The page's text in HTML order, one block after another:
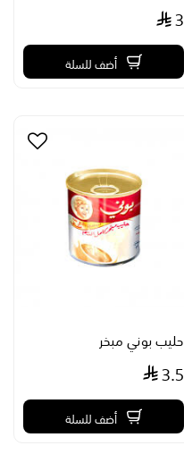
3
أضف للسلة
حليب بوني مبخر
3.5
أضف للسلة